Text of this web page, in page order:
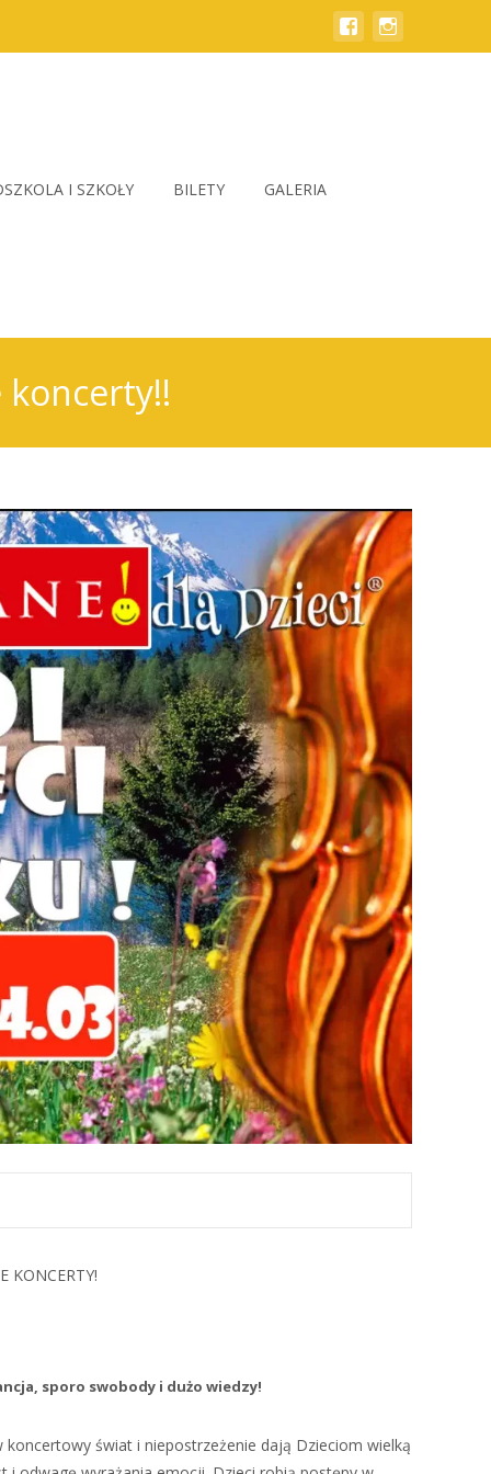
I SZKOŁY BILETY GALERIA
koncerty!!
KONCERTY!
sporo swobody i dużo wiedzy!
świat i niepostrzeżenie dają Dzieciom wielką